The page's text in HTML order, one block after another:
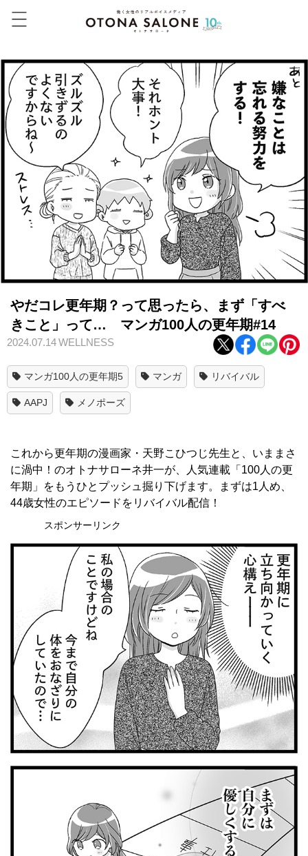
やだコレ更年期？って思ったら、まず「すべ
きこと」って… マンガ100人の更年期#14
2024.07.14WELLNESS
マンガ100人の更年期5 マンガ リバイバル
AAPJ メノポーズ
これから更年期の漫画家・天野こひつじ先生と、いままさ
に渦中！のオトナサローネ井一が、人気連載「100人の更
年期」をもうひとプッシュ掘り下げます。まずは1人め、
44歳女性のエピソードをリバイバル配信！
スポンサーリンク